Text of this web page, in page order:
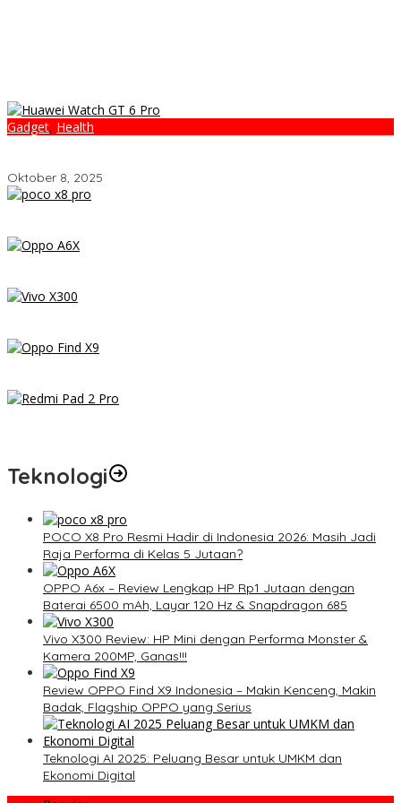
Gadget, Health
Oktober 8, 2025
Teknologi
POCO X8 Pro Resmi Hadir di Indonesia 2026: Masih Jadi
Raja Performa di Kelas 5 Jutaan?
OPPO A6x – Review Lengkap HP Rp1 Jutaan dengan
Baterai 6500 mAh, Layar 120 Hz & Snapdragon 685
Vivo X300 Review: HP Mini dengan Performa Monster &
Kamera 200MP, Ganas!!!
Review OPPO Find X9 Indonesia – Makin Kenceng, Makin
Badak, Flagship OPPO yang Serius
Teknologi AI 2025: Peluang Besar untuk UMKM dan
Ekonomi Digital